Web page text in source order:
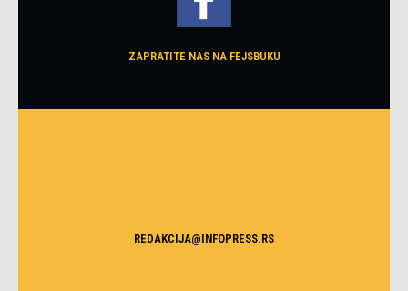
ZAPRATITE NAS NA FEJSBUKU
REDAKCIJA@INFOPRESS.RS